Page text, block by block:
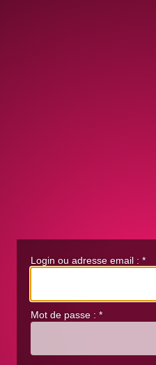
Login ou adresse email : *
Mot de passe : *